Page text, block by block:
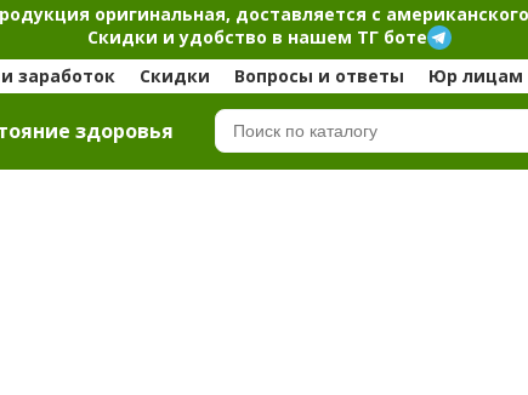
оригинальная, доставляется с
Скидки и удобство в нашем ТГ боте
заработок Скидки Вопросы и ответы Юр лицам
здоровья